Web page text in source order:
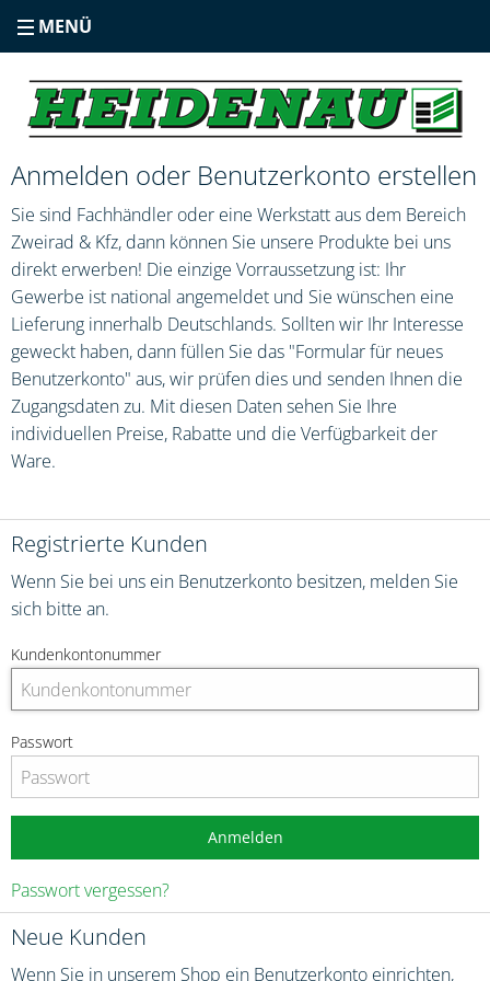
MENÜ
Anmelden oder Benutzerkonto erstellen
Sie sind Fachhändler oder eine Werkstatt aus dem Bereich
Zweirad & Kfz, dann können Sie unsere Produkte bei uns
direkt erwerben! Die einzige Vorraussetzung ist: Ihr
Gewerbe ist national angemeldet und Sie wünschen eine
Lieferung innerhalb Deutschlands. Sollten wir Ihr Interesse
geweckt haben, dann füllen Sie das "Formular für neues
Benutzerkonto" aus, wir prüfen dies und senden Ihnen die
Zugangsdaten zu. Mit diesen Daten sehen Sie Ihre
individuellen Preise, Rabatte und die Verfügbarkeit der
Ware.
Neue Kunden
Wenn Sie in unserem Shop ein Benutzerkonto einrichten,
Registrierte Kunden
Wenn Sie bei uns ein Benutzerkonto besitzen, melden Sie
sich bitte an.
Kundenkontonummer
Passwort
Anmelden
Passwort vergessen?